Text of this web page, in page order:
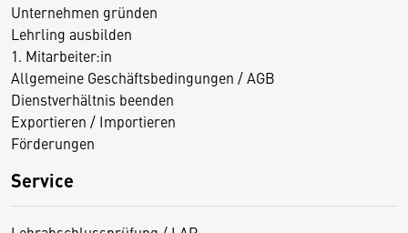
Unternehmen gründen
Lehrling ausbilden
1. Mitarbeiter:in
Allgemeine Geschäftsbedingungen / AGB
Dienstverhältnis beenden
Exportieren / Importieren
Förderungen
Service